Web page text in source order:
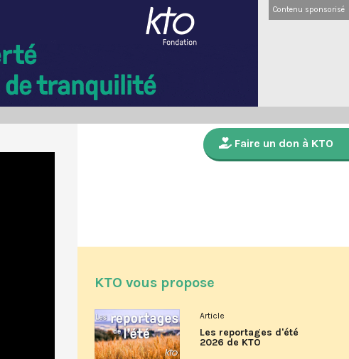
Contenu sponsorisé
Faire un don à KTO
KTO vous propose
Article
Les reportages d'été
2026 de KTO